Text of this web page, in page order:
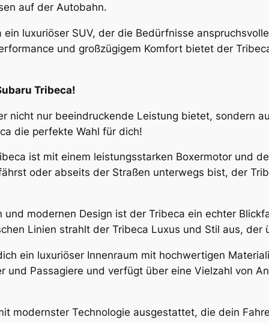
auf der Autobahn.
luxuriöser SUV, der die Bedürfnisse
und großzügigem Komfort bietet der
Tribeca!
nicht nur beeindruckende Leistung bietet, sondern
die perfekte Wahl für dich!
ist mit einem leistungsstarken Boxermotor und
oder abseits der Straßen unterwegs bist, der
modernen Design ist der Tribeca ein echter
Linien strahlt der Tribeca Luxus und Stil aus, der
ein luxuriöser Innenraum mit hochwertigen
und Passagiere und verfügt über eine Vielzahl von
modernster Technologie ausgestattet, die dein